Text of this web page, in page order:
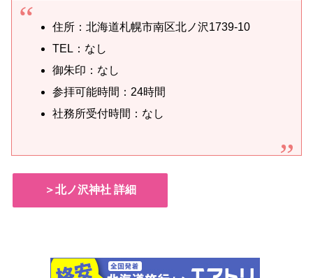
住所：北海道札幌市南区北ノ沢1739-10
TEL：なし
御朱印：なし
参拝可能時間：24時間
社務所受付時間：なし
＞北ノ沢神社 詳細